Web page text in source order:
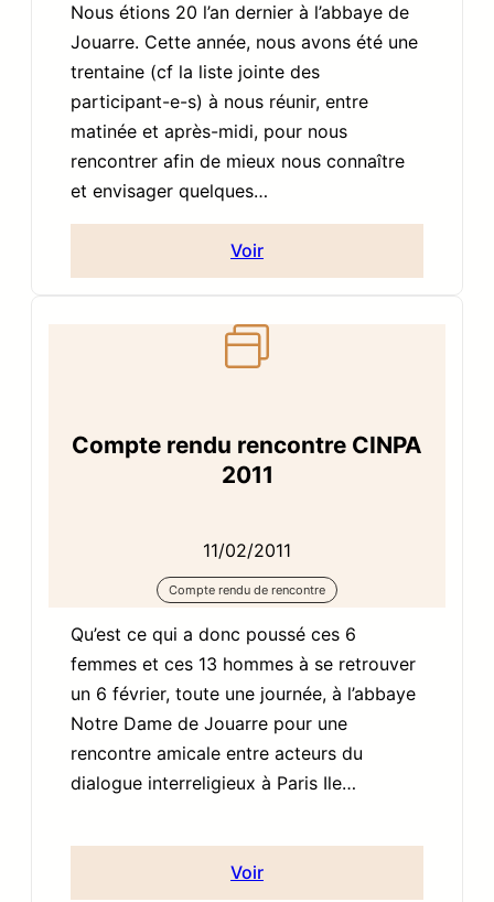
Nous étions 20 l’an dernier à l’abbaye de
Jouarre. Cette année, nous avons été une
trentaine (cf la liste jointe des
participant-e-s) à nous réunir, entre
matinée et après-midi, pour nous
rencontrer afin de mieux nous connaître
et envisager quelques…
Voir
Compte rendu rencontre CINPA
2011
11/02/2011
Compte rendu de rencontre
Qu’est ce qui a donc poussé ces 6
femmes et ces 13 hommes à se retrouver
un 6 février, toute une journée, à l’abbaye
Notre Dame de Jouarre pour une
rencontre amicale entre acteurs du
dialogue interreligieux à Paris Ile…
Voir